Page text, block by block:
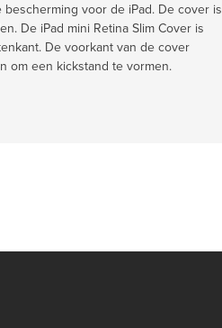
voor de iPad. De cover is
De iPad mini Retina Slim Cover is
De voorkant van de cover
om een kickstand te vormen.